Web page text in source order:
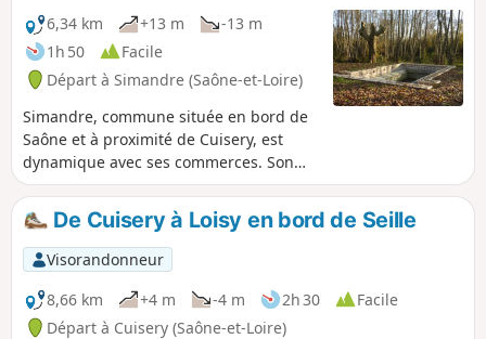
6,34 km
+13 m
-13 m
1h 50
Facile
Départ à Simandre (Saône-et-Loire)
Simandre, commune située en bord de
Saône et à proximité de Cuisery, est
dynamique avec ses commerces. Son
église romane et son toit recouvert de
pierres de lave sont inscrits à
l’inventaire des Bâtiments de France.
Vous pourrez observer la faune et la
flore grâce aux différentes mares qui
sont sur les parcours.
De Cuisery à Loisy en bord de Seille
Visorandonneur
8,66 km
+4 m -4 m 2h 30
Facile
Départ à Cuisery (Saône-et-Loire)